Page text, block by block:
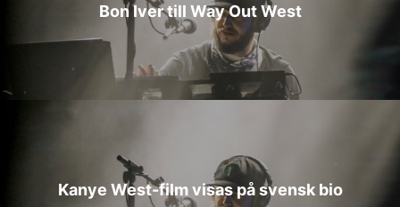
Bon Iver till Way Out West
Kanye West-film visas på svensk bio